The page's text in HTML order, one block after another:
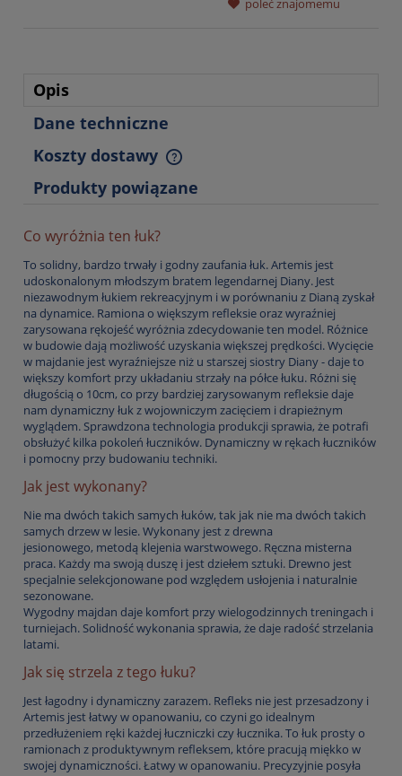
poleć znajomemu
Opis
Dane techniczne
Koszty dostawy
Cena nie zawiera ewentualnych kosztów płatności
Produkty powiązane
Co wyróżnia ten łuk?
To solidny, bardzo trwały i godny zaufania łuk. Artemis jest
udoskonalonym młodszym bratem legendarnej Diany. Jest
niezawodnym łukiem rekreacyjnym i w porównaniu z Dianą zyskał
na dynamice. Ramiona o większym refleksie oraz wyraźniej
zarysowana rękojeść wyróżnia zdecydowanie ten model. Różnice
w budowie dają możliwość uzyskania większej prędkości. Wycięcie
w majdanie jest wyraźniejsze niż u starszej siostry Diany - daje to
większy komfort przy układaniu strzały na półce łuku. Różni się
długością o 10cm, co przy bardziej zarysowanym refleksie daje
nam dynamiczny łuk z wojowniczym zacięciem i drapieżnym
wyglądem. Sprawdzona technologia produkcji sprawia, że potrafi
obsłużyć kilka pokoleń łuczników. Dynamiczny w rękach łuczników
i pomocny przy budowaniu techniki.
Jak jest wykonany?
Nie ma dwóch takich samych łuków, tak jak nie ma dwóch takich
samych drzew w lesie. Wykonany jest z drewna
jesionowego, metodą klejenia warstwowego. Ręczna misterna
praca. Każdy ma swoją duszę i jest dziełem sztuki. Drewno jest
specjalnie selekcjonowane pod względem usłojenia i naturalnie
sezonowane.
Wygodny majdan daje komfort przy wielogodzinnych treningach i
turniejach. Solidność wykonania sprawia, że daje radość strzelania
latami.
Jak się strzela z tego łuku?
Jest łagodny i dynamiczny zarazem. Refleks nie jest przesadzony i
Artemis jest łatwy w opanowaniu, co czyni go idealnym
przedłużeniem ręki każdej łuczniczki czy łucznika. To łuk prosty o
ramionach z produktywnym refleksem, które pracują miękko w
swojej dynamiczności. Łatwy w opanowaniu. Precyzyjnie posyła